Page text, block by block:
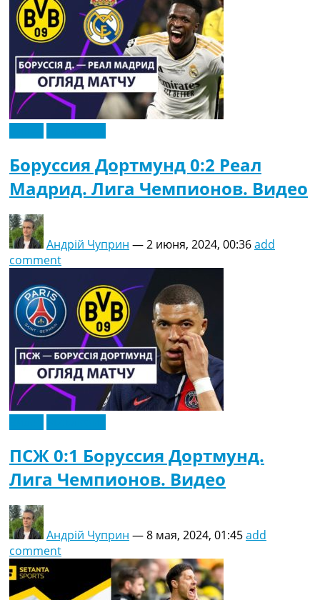
Боруссия Дортмунд 0:2 Реал
Мадрид. Лига Чемпионов. Видео
Андрій Чуприн —2 июня, 2024, 00:36add
comment
ПСЖ 0:1 Боруссия Дортмунд.
Лига Чемпионов. Видео
Андрій Чуприн —8 мая, 2024, 01:45add
comment